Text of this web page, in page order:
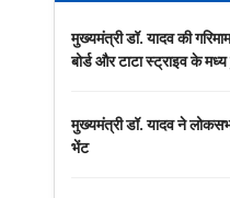
मुख्यमंत्री डॉ. यादव की
बोर्ड और टाटा स्ट्राइव के
मुख्यमंत्री डॉ. यादव ने
भेंट